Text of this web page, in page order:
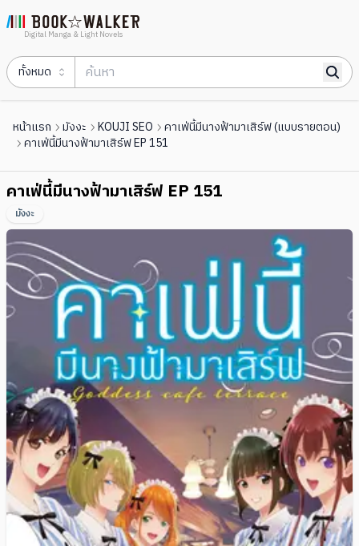
Digital Manga & Light Novels
ทั้งหมด
หน้าแรก มังงะ KOUJI SEO
คาเฟ่นี้มีนางฟ้ามาเสิร์ฟ (แบบรายตอน)
คาเฟ่นี้มีนางฟ้ามาเสิร์ฟ EP 151
คาเฟ่นี้มีนางฟ้ามาเสิร์ฟ EP 151
มังงะ